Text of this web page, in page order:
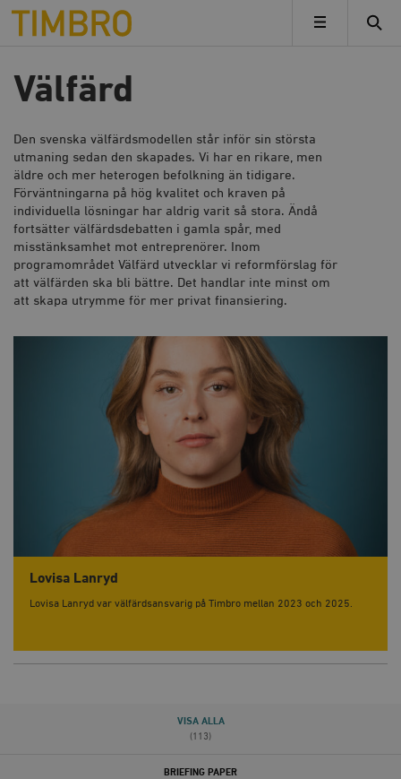
Timbro
MENY
Välfärd
Den svenska välfärdsmodellen står inför sin största
utmaning sedan den skapades. Vi har en rikare, men
äldre och mer heterogen befolkning än tidigare.
Förväntningarna på hög kvalitet och kraven på
individuella lösningar har aldrig varit så stora. Ändå
fortsätter välfärdsdebatten i gamla spår, med
misstänksamhet mot entreprenörer. Inom
programområdet Välfärd utvecklar vi reformförslag för
att välfärden ska bli bättre. Det handlar inte minst om
att skapa utrymme för mer privat finansiering.
Lovisa Lanryd
Lovisa Lanryd var välfärdsansvarig på Timbro mellan 2023 och 2025.
VISA ALLA
(113)
BRIEFING PAPER